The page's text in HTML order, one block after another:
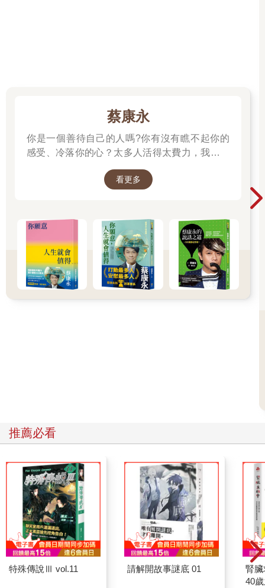
蔡康永
你是一個善待自己的人嗎?你有沒有瞧不起你的
感受、冷落你的心？太多人活得太費力，我想為
舒服、也更滿足的方法。所以我寫了這本書。
看更多
推薦必看
特殊傳說Ⅲ vol.11 請解開故事謎底 01
腎
40